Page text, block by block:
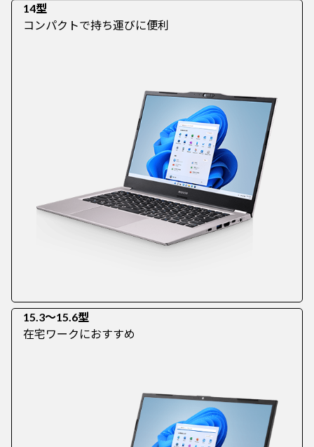
14型
コンパクトで持ち運びに便利
15.3～15.6型
在宅ワークにおすすめ